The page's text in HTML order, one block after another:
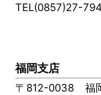
TEL(0857)27-
福岡支店
〒812-0038 福